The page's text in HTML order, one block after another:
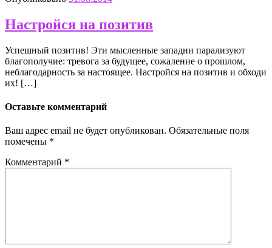
Настройся на позитив
Успешный позитив! Эти мысленные западни парализуют
благополучие: тревога за будущее, сожаление о прошлом,
неблагодарность за настоящее. Настройся на позитив и обходи
их! […]
Оставьте комментарий
Ваш адрес email не будет опубликован. Обязательные поля
помечены *
Комментарий *